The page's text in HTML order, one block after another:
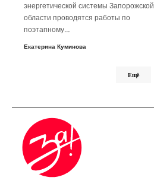
энергетической системы Запорожской
области проводятся работы по
поэтапному…
Екатерина Куминова
Ещё